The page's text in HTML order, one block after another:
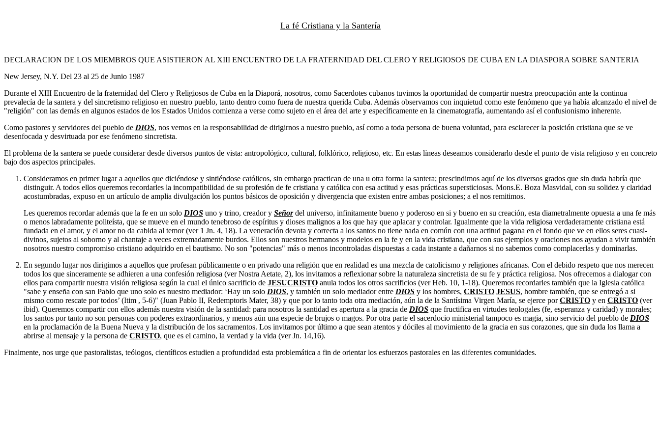
La fé Cristiana y la Santería
DECLARACION DE LOS MIEMBROS QUE ASISTIERON AL XIII ENCUENTRO DE LA FRATERNIDAD DEL CLERO Y RELIGIOSOS DE CUBA EN LA DIASPORA SOBRE SANTERIA
New Jersey, N.Y. Del 23 al 25 de Junio 1987
Durante el XIII Encuentro de la fraternidad del Clero y Religiosos de Cuba en la Diaporá, nosotros, como Sacerdotes cubanos tuvimos la oportunidad de compartir nuestra preocupación ante la continua
prevalecía de la santera y del sincretismo religioso en nuestro pueblo, tanto dentro como fuera de nuestra querida Cuba. Además observamos con inquietud como este fenómeno que ya había alcanzado el nivel de
"religión" con las demás en algunos estados de los Estados Unidos comienza a verse como sujeto en el área del arte y específicamente en la cinematografía, aumentando así el confusionismo inherente.
Como pastores y servidores del pueblo de DIOS, nos vemos en la responsabilidad de dirigirnos a nuestro pueblo, así como a toda persona de buena voluntad, para esclarecer la posición cristiana que se ve
desenfocada y desvirtuada por ese fenómeno sincretista.
El problema de la santera se puede considerar desde diversos puntos de vista: antropológico, cultural, folklórico, religioso, etc. En estas líneas deseamos considerarlo desde el punto de vista religioso y en concreto
bajo dos aspectos principales.
Consideramos en primer lugar a aquellos que diciéndose y sintiéndose católicos, sin embargo practican de una u otra forma la santera; prescindimos aquí de los diversos grados que sin duda habría que
distinguir. A todos ellos queremos recordarles la incompatibilidad de su profesión de fe cristiana y católica con esa actitud y esas prácticas supersticiosas. Mons.E. Boza Masvidal, con su solidez y claridad
acostumbradas, expuso en un artículo de amplia divulgación los puntos básicos de oposición y divergencia que existen entre ambas posiciones; a el nos remitimos.
Les queremos recordar además que la fe en un solo DIOS uno y trino, creador y Señordel universo, infinitamente bueno y poderoso en si y bueno en su creación, esta diametralmente opuesta a una fe más
o menos labradamente politeísta, que se mueve en el mundo tenebroso de espíritus y dioses malignos a los que hay que aplacar y controlar. Igualmente que la vida religiosa verdaderamente cristiana está
fundada en el amor, y el amor no da cabida al temor (ver 1 Jn. 4, 18). La veneración devota y correcta a los santos no tiene nada en común con una actitud pagana en el fondo que ve en ellos seres cuasi-
divinos, sujetos al soborno y al chantaje a veces extremadamente burdos. Ellos son nuestros hermanos y modelos en la fe y en la vida cristiana, que con sus ejemplos y oraciones nos ayudan a vivir también
nosotros nuestro compromiso cristiano adquirido en el bautismo. No son "potencias" más o menos incontroladas dispuestas a cada instante a dañarnos si no sabemos como complacerlas y dominarlas.
En segundo lugar nos dirigimos a aquellos que profesan públicamente o en privado una religión que en realidad es una mezcla de catolicismo y religiones africanas. Con el debido respeto que nos merecen
todos los que sinceramente se adhieren a una confesión religiosa (ver Nostra Aetate, 2), los invitamos a reflexionar sobre la naturaleza sincretista de su fe y práctica religiosa. Nos ofrecemos a dialogar con
ellos para compartir nuestra visión religiosa según la cual el único sacrificio de JESUCRISTO anula todos los otros sacrificios (ver Heb. 10, 1-18). Queremos recordarles también que la Iglesia católica
"sabe y enseña con san Pablo que uno solo es nuestro mediador: ‘Hay un solo DIOS, y también un solo mediador entre DIOS y los hombres, CRISTO JESUS, hombre también, que se entregó a si
mismo como rescate por todos’ (Itim , 5-6)" (Juan Pablo II, Redemptoris Mater, 38) y que por lo tanto toda otra mediación, aún la de la Santísima Virgen María, se ejerce porCRISTO y en CRISTO (ver
ibid). Queremos compartir con ellos además nuestra visión de la santidad: para nosotros la santidad es apertura a la gracia de DIOS que fructifica en virtudes teologales (fe, esperanza y caridad) y morales;
los santos por tanto no son personas con poderes extraordinarios, y menos aún una especie de brujos o magos. Por otra parte el sacerdocio ministerial tampoco es magia, sino servicio del pueblo de DIOS
en la proclamación de la Buena Nueva y la distribución de los sacramentos. Los invitamos por último a que sean atentos y dóciles al movimiento de la gracia en sus corazones, que sin duda los llama a
abrirse al mensaje y la persona de CRISTO, que es el camino, la verdad y la vida (ver Jn. 14,16).
Finalmente, nos urge que pastoralistas, teólogos, científicos estudien a profundidad esta problemática a fin de orientar los esfuerzos pastorales en las diferentes comunidades.